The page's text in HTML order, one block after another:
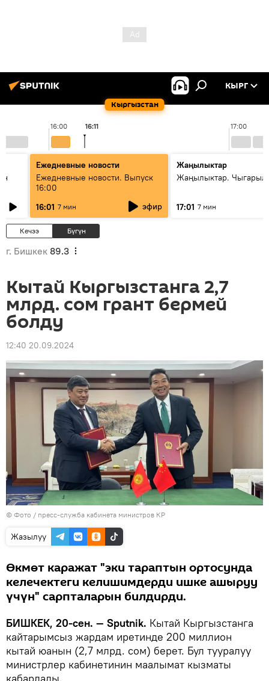
Кыргызстан
КЫРГ
16:00 17:00
16:11
Ежедневные новости
Ежедневные новости. Выпуск
16:00
16:01 7 мин эфир
Жаңылыктар
Жаңылыктар.
17:01 7 мин
Кечээ Бүгүн
г. Бишкек 89.3
Кытай Кыргызстанга 2,7
млрд. сом грант бермей
болду
12:40 20.09.2024
© Фото / пресс-служба кабинета министров КР
Жазылуу
Өкмөт каражат "эки тараптын ортосунда
келечектеги келишимдерди ишке ашыруу
үчүн" сарпталарын билдирди.
БИШКЕК, 20-сен. — Sputnik. Кытай Кыргызстанга
кайтарымсыз жардам иретинде 200 миллион
кытай юанын (2,7 млрд. сом) берет. Бул тууралуу
министрлер кабинетинин маалымат кызматы
кабарлады.